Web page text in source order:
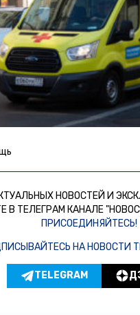
НОВОСТЕЙ И
В ТЕЛЕГРАМ КАНАЛЕ
ПРИСОЕДИНЯЙТЕСЬ!
НА НОВОСТИ
TELEGRAM